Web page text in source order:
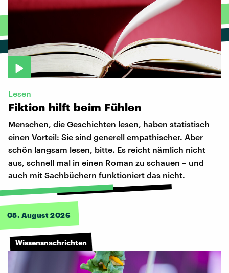
Lesen
Fiktion hilft beim Fühlen
Menschen, die Geschichten lesen, haben statistisch
einen Vorteil: Sie sind generell empathischer. Aber
schön langsam lesen, bitte. Es reicht nämlich nicht
aus, schnell mal in einen Roman zu schauen – und
auch mit Sachbüchern funktioniert das nicht.
05. August 2026
Wissensnachrichten